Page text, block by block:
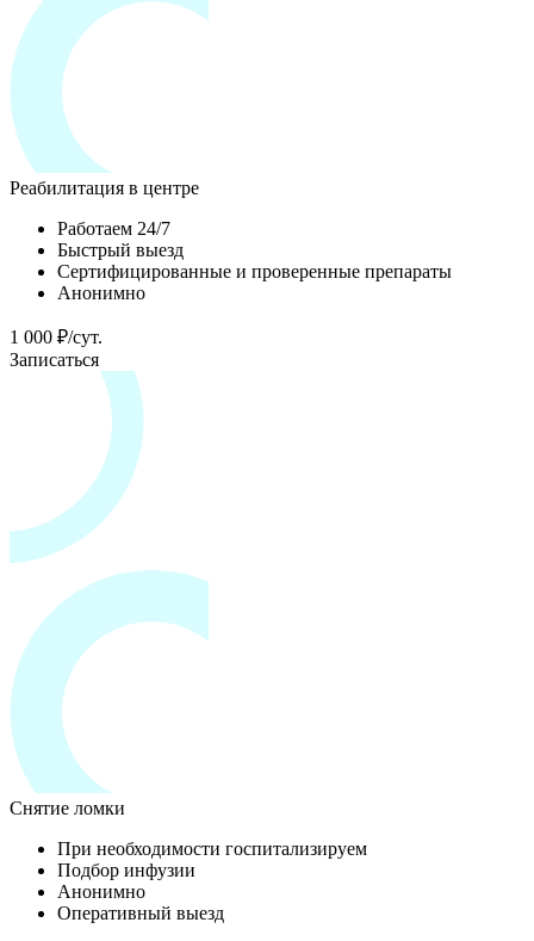
Реабилитация в центре
Работаем 24/7
Быстрый выезд
Сертифицированные и проверенные препараты
Анонимно
1 000 ₽/сут.
Записаться
Снятие ломки
При необходимости госпитализируем
Подбор инфузии
Анонимно
Оперативный выезд